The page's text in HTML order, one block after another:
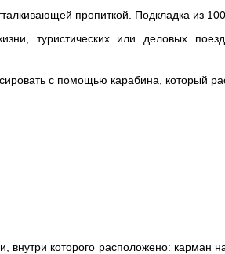
пропиткой. Подкладка из
туристических или деловых
с помощью карабина, который
внутри которого расположено: